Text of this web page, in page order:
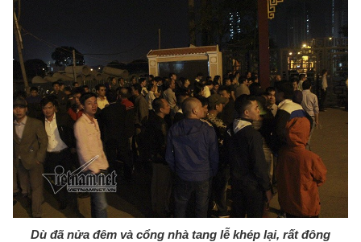
Dù đã nửa đêm và cổng nhà tang lễ khép lại, rất đông